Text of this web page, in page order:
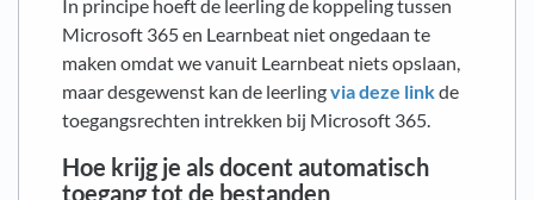
In principe hoeft de leerling de koppeling tussen
Microsoft 365 en Learnbeat niet ongedaan te
maken omdat we vanuit Learnbeat niets opslaan,
maar desgewenst kan de leerlingvia deze linkde
toegangsrechten intrekken bij Microsoft 365.
Hoe krijg je als docent automatisch
toegang tot de bestanden